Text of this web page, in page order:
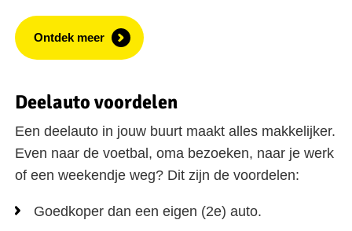
Ontdek meer
Deelauto voordelen
Een deelauto in jouw buurt maakt alles makkelijker.
Even naar de voetbal, oma bezoeken, naar je werk
of een weekendje weg? Dit zijn de voordelen:
Goedkoper dan een eigen (2e) auto.